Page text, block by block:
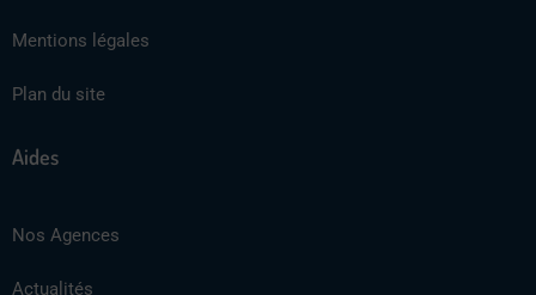
Mentions légales
Plan du site
Aides
Nos Agences
Actualités